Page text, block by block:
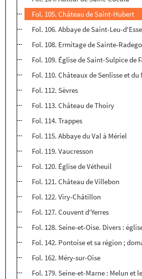
Fol. 105. Château de Saint-Hubert
Fol. 106. Abbaye de Saint-Leu-
Fol. 108. Ermitage de Sainte-
Fol. 109. Église de Saint-Sulpice de
Fol. 110. Châteaux de Senlisse et
Fol. 112. Sèvres
Fol. 113. Château de Thoiry
Fol. 114. Trappes
Fol. 115. Abbaye du Val à Mériel
Fol. 119. Vaucresson
Fol. 120. Église de Vétheuil
Fol. 121. Château de Villebon
Fol. 122. Viry-Châtillon
Fol. 127. Couvent d'Yerres
Fol. 128. Seine-et-Oise. Divers :
Fol. 142. Pontoise et sa région ;
Fol. 162. Méry-sur-Oise
Fol. 179. Seine-et-Marne : Melun et